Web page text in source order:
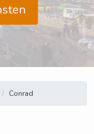
Conrad